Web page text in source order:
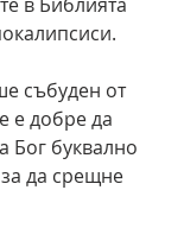
събуден от
е добре да
Бог буквално
да срещне